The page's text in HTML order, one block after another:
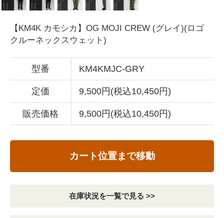
【KM4K カモシカ】OG MOJI CREW (グレイ)(ロゴ
クルーネックスウェット)
型番 KM4KMJC-GRY
定価 9,500円(税込10,450円)
販売価格 9,500円(税込10,450円)
カート位置まで移動
在庫状況を一覧で見る >>